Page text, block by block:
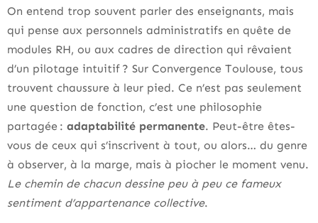
On entend trop souvent parler des enseignants, mais
qui pense aux personnels administratifs en quête de
modules RH, ou aux cadres de direction qui rêvaient
d’un pilotage intuitif ? Sur Convergence Toulouse, tous
trouvent chaussure à leur pied. Ce n’est pas seulement
une question de fonction, c’est une philosophie
partagée : adaptabilité permanente. Peut-être êtes-
vous de ceux qui s’inscrivent à tout, ou alors… du genre
à observer, à la marge, mais à piocher le moment venu.
Le chemin de chacun dessine peu à peu ce fameux
sentiment d’appartenance collective.